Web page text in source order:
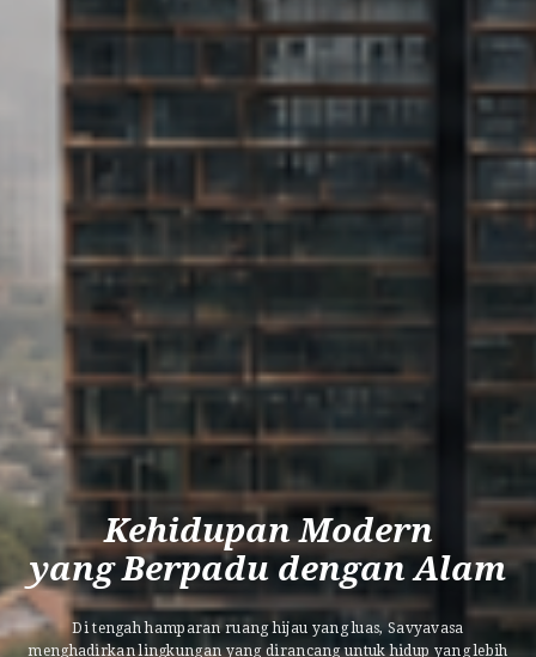
Kehidupan Modern
yang Berpadu dengan Alam
Di tengah hamparan ruang hijau yang luas, Savyavasa
menghadirkan lingkungan yang dirancang untuk hidup yang lebih